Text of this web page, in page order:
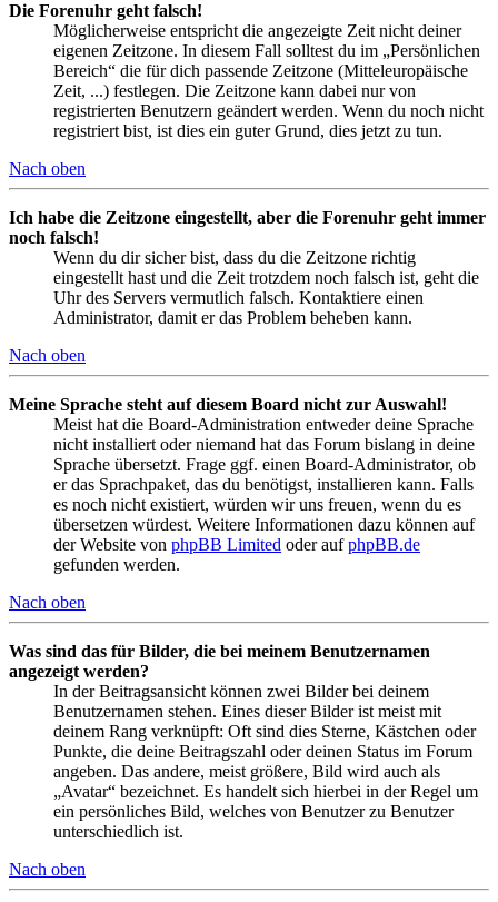
Die Forenuhr geht falsch!
Möglicherweise entspricht die angezeigte Zeit nicht deiner
eigenen Zeitzone. In diesem Fall solltest du im „Persönlichen
Bereich“ die für dich passende Zeitzone (Mitteleuropäische
Zeit, ...) festlegen. Die Zeitzone kann dabei nur von
registrierten Benutzern geändert werden. Wenn du noch nicht
registriert bist, ist dies ein guter Grund, dies jetzt zu tun.
Nach oben
Ich habe die Zeitzone eingestellt, aber die Forenuhr geht immer
noch falsch!
Wenn du dir sicher bist, dass du die Zeitzone richtig
eingestellt hast und die Zeit trotzdem noch falsch ist, geht die
Uhr des Servers vermutlich falsch. Kontaktiere einen
Administrator, damit er das Problem beheben kann.
Nach oben
Meine Sprache steht auf diesem Board nicht zur Auswahl!
Meist hat die Board-Administration entweder deine Sprache
nicht installiert oder niemand hat das Forum bislang in deine
Sprache übersetzt. Frage ggf. einen Board-Administrator, ob
er das Sprachpaket, das du benötigst, installieren kann. Falls
es noch nicht existiert, würden wir uns freuen, wenn du es
übersetzen würdest. Weitere Informationen dazu können auf
der Website von phpBB Limited oder aufphpBB.de
gefunden werden.
Nach oben
Was sind das für Bilder, die bei meinem Benutzernamen
angezeigt werden?
In der Beitragsansicht können zwei Bilder bei deinem
Benutzernamen stehen. Eines dieser Bilder ist meist mit
deinem Rang verknüpft: Oft sind dies Sterne, Kästchen oder
Punkte, die deine Beitragszahl oder deinen Status im Forum
angeben. Das andere, meist größere, Bild wird auch als
„Avatar“ bezeichnet. Es handelt sich hierbei in der Regel um
ein persönliches Bild, welches von Benutzer zu Benutzer
unterschiedlich ist.
Nach oben